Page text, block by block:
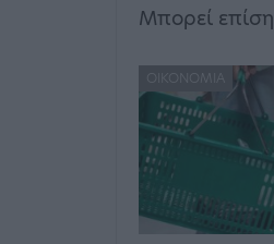
Μπορεί
ΟΙΚΟΝΟΜΊΑ